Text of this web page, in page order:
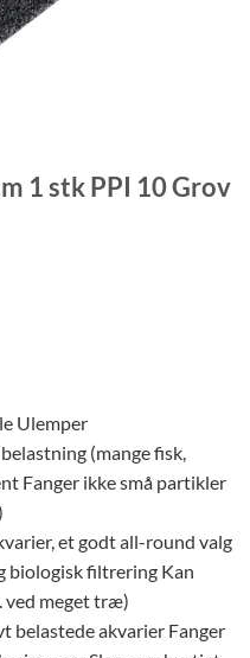
1 stk PPI 10 Grov
kr..
Ulemper
(mange fisk,
Fanger ikke små partikler
et godt all-round valg
biologisk filtrering Kan
ved meget træ)
belastede akvarier Fanger